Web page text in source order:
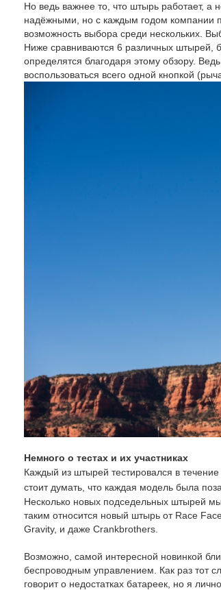
Но ведь важнее то, что штырь работает, а
надёжными, но с каждым годом компании
возможность выбора среди нескольких.
Ниже сравниваются 6 различных штырей,
определятся благодаря этому обзору.
воспользоваться всего одной кнопкой
Немного о тестах и их участниках
Каждый из штырей тестировался в
стоит думать, что каждая модель была
Несколько новых подседельных штырей
таким относится новый штырь от Race
Gravity, и даже Crankbrothers.
Возможно, самой интересной новинкой
беспроводным управлением. Как раз тот
говорит о недостатках батареек, но я